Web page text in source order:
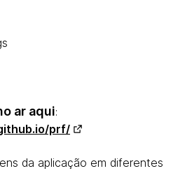
ar aqui:
prf/
da aplicação em diferentes